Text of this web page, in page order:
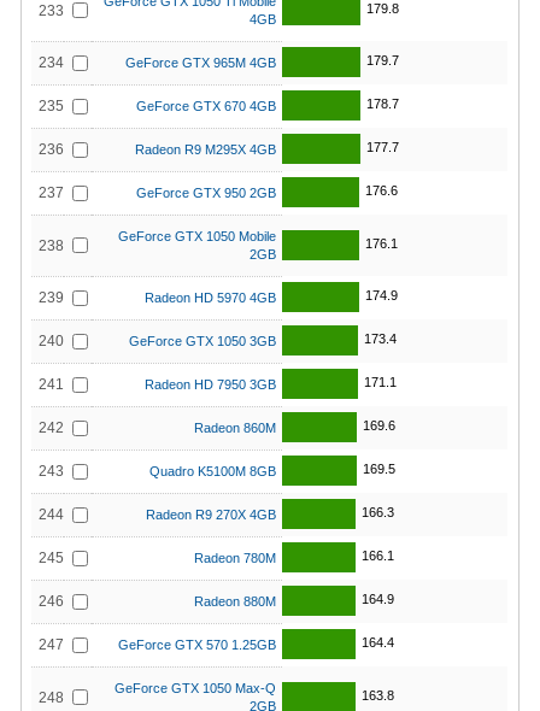
233
4GB
179.8
234 GeForce GTX 965M 4GB 179.7
235 GeForce GTX 670 4GB 178.7
236 Radeon R9 M295X 4GB 177.7
237 GeForce GTX 950 2GB 176.6
238
GeForce GTX 1050 Mobile
2GB
176.1
239 Radeon HD 5970 4GB 174.9
240 GeForce GTX 1050 3GB 173.4
241 Radeon HD 7950 3GB 171.1
242 Radeon 860M 169.6
243 Quadro K5100M 8GB 169.5
244 Radeon R9 270X 4GB 166.3
245 Radeon 780M 166.1
246 Radeon 880M 164.9
247 GeForce GTX 570 1.25GB 164.4
248
GeForce GTX 1050 Max-Q
2GB
163.8